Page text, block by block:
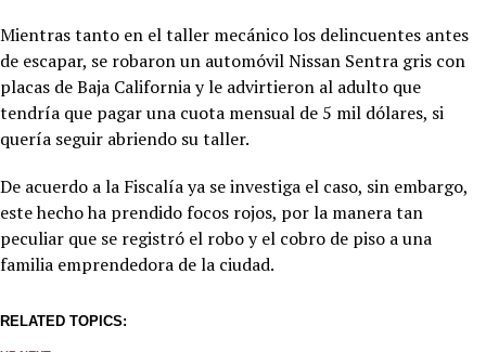
Mientras tanto en el taller mecánico los delincuentes antes
de escapar, se robaron un automóvil Nissan Sentra gris con
placas de Baja California y le advirtieron al adulto que
tendría que pagar una cuota mensual de 5 mil dólares, si
quería seguir abriendo su taller.
De acuerdo a la Fiscalía ya se investiga el caso, sin embargo,
este hecho ha prendido focos rojos, por la manera tan
peculiar que se registró el robo y el cobro de piso a una
familia emprendedora de la ciudad.
RELATED TOPICS: